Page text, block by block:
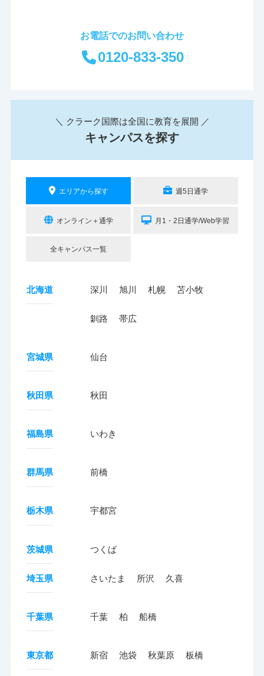
お電話でのお問い合わせ
0120-833-350
＼ クラーク国際は全国に教育を展開 ／
キャンパスを探す
エリアから探す 週5日通学
オンライン＋通学 月1・2日通学/Web学習
全キャンパス一覧
北海道 深川 旭川 札幌 苫小牧
釧路 帯広
宮城県 仙台
秋田県 秋田
福島県 いわき
群馬県 前橋
栃木県 宇都宮
茨城県 つくば
埼玉県 さいたま 所沢 久喜
千葉県 千葉 柏 船橋
東京都 新宿 池袋 秋葉原 板橋